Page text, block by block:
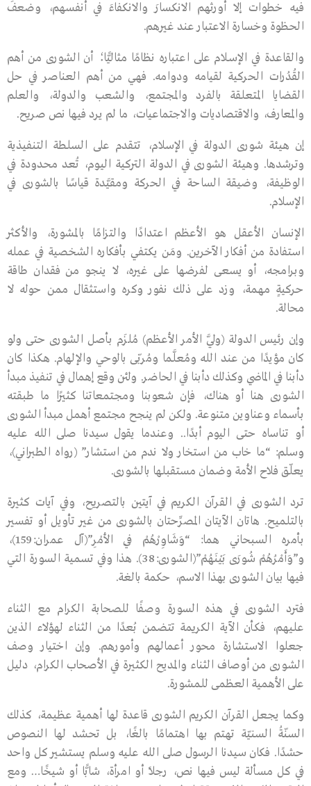
فيه خطوات إلا أورثهم الانكسارَ والانكفاءَ في أنفسهم، وضعفَ
الحظوة وخسارة الاعتبار عند غيرهم.
والقاعدة في الإسـلام على اعتباره نظامًا مثاليًّا؛ أن الشورى من أهم
القُدُرات الحركية لقيامه ودوامه. فهي من أهم العناصر في حل
القضايا المتعلقة بالفرد والمجتمع، والشعب والدولة، والعلم
والمعارف، والاقتصاديات والاجتماعيات، ما لم يرد فيها نص صريح.
إن هيئة شورى الدولة في الإسلام، تتقدم على السلطة التنفيذية
وترشدها. وهيئة الشورى في الدولة التركية اليـوم، تُعد محدودة في
الوظيفة، وضيقة الساحة في الحركة ومقيَّدة قياسًا بالشورى في
الإسلام.
الإنسان الأعقل هو الأعظم اعتدادًا والتزامًا بالمشورة، والأكثر
استفادة من أفكار الآخرين. ومَن يكتفي بأفكاره الشخصية في عمله
وبرامجه، أو يسعى لفرضها على غيره، لا ينجو من فقدان طاقة
حركيةٍ مهمة، وزد على ذلك نفور وكره واستثقال ممن حوله لا
محالة.
وإن رئيس الدولة (وليَّ الأمر الأعظم) مُلزَم بأصل الشورى حتى ولو
كان مؤيدًا من عند الله ومُعلَّما ومُربّى بالوحي والإلهام. هكذا كان
دأبنا في الماضي وكذلك دأبنا في الحاضر. ولئن وقع إهمال في تنفيذ مبدأ
الشورى هنا أو هناك، فإن شعوبنا ومجتمعاتنا كثيرًا ما طبقته
بأسماء وعناوين متنوعة. ولكن لم ينجح مجتمع أهمل مبدأ الشورى
أو تناساه حتى اليوم أبدًا.. وعندما يقول سيدنا صلى الله عليه
وسلم: “ما خاب من استخار ولا ندم من استشار” (رواه الطبراني)،
يعلّق فلاح الأمة وضمان مستقبلها بالشورى.
ترد الشورى في القرآن الكريم في آيتين بالتصريح، وفي آيـات كثيرة
بالتلميح. هاتان الآيتان المصرِّحتان بالشورى من غير تأويل أو تفسير
بأمره السبحاني هما: “وَشَاوِرْهُمْ فِي الأمْرِ”(آل عمران:159)،
و”وَأَمْرُهُمْ شُورَى بَيْنَهُمْ”(الشورى:38). هذا وفي تسمية السورة التي
فيها بيان الشورى بهذا الاسم، حكمة بالغة.
فترد الشورى في هذه السورة وصفًا للصحابة الكرام مع الثناء
عليهم، فكأن الآية الكريمة تتضمن بُعدًا من الثناء لهؤلاء الذين
جعلوا الاستشارة محور أعمالهم وأمورهم. وإن اختيار وصف
الشـورى من أوصاف الثناء والمديح الكثيرة في الأصحاب الكرام، دليل
على الأهمية العظمى للمشورة.
وكما يجعل القرآن الكريم الشورى قاعدة لها أهمية عظيمة، كذلك
السنّةُ السنيّة تهتم بها اهتمامًا بالغًا، بل تحشد لها النصوص
حشدًا. فكان سيدنا الرسول صلى الله عليه وسلم يستشير كل واحد
في كل مسألة ليس فيها نص، رجلاً أو امرأة، شابًّا أو شيخًا… ومع